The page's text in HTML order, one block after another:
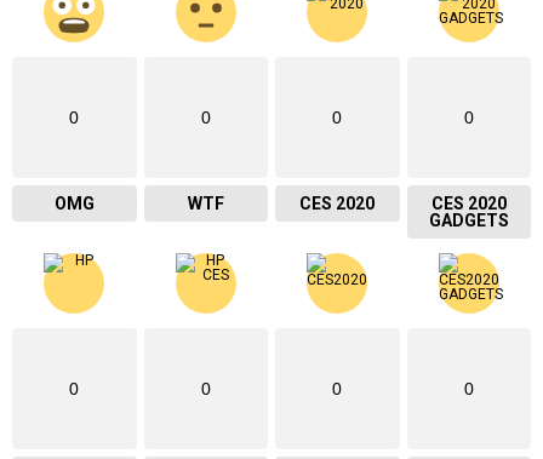
0
OMG
0
WTF
0
CES 2020
0
CES 2020
GADGETS
0 0 0 0